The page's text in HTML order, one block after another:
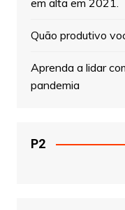
em alta em 2021.
Quão produtivo
Aprenda a lidar
pandemia
P2